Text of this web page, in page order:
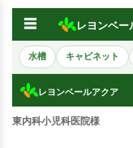
☰ レヨンベー
水槽 キャビネット
レヨンベールアクア
東内科小児科医院様